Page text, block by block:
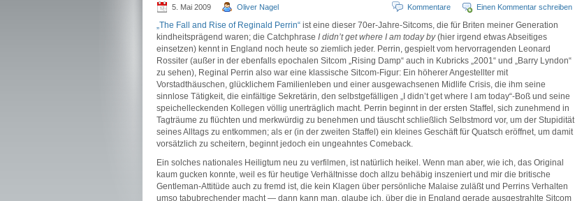
5. Mai 2009 Oliver Nagel Einen Kommentar schreiben
Kommentare
„The Fall and Rise of Reginald Perrin“ ist eine dieser 70er-Jahre-Sitcoms, die für Briten meiner Generation
kindheitsprägend waren; die Catchphrase I didn’t get where I am today by(hier irgend etwas Abseitiges
einsetzen) kennt in England noch heute so ziemlich jeder. Perrin, gespielt vom hervorragenden Leonard
Rossiter (außer in der ebenfalls epochalen Sitcom „Rising Damp“ auch in Kubricks „2001“ und „Barry Lyndon“
zu sehen), Reginal Perrin also war eine klassische Sitcom-Figur: Ein höherer Angestellter mit
Vorstadthäuschen, glücklichem Familienleben und einer ausgewachsenen Midlife Crisis, die ihm seine
sinnlose Tätigkeit, die einfältige Sekretärin, den selbstgefälligen „I didn’t get where I am today“-Boß und seine
speichelleckenden Kollegen völlig unerträglich macht. Perrin beginnt in der ersten Staffel, sich zunehmend in
Tagträume zu flüchten und merkwürdig zu benehmen und täuscht schließlich Selbstmord vor, um der Stupidität
seines Alltags zu entkommen; als er (in der zweiten Staffel) ein kleines Geschäft für Quatsch eröffnet, um damit
vorsätzlich zu scheitern, beginnt jedoch ein ungeahntes Comeback.
Ein solches nationales Heiligtum neu zu verfilmen, ist natürlich heikel. Wenn man aber, wie ich, das Original
kaum gucken konnte, weil es für heutige Verhältnisse doch allzu behäbig inszeniert und mir die britische
Gentleman-Attitüde auch zu fremd ist, die kein Klagen über persönliche Malaise zuläßt und Perrins Verhalten
umso tabubrechender macht — dann kann man, glaube ich, über die in England gerade ausgestrahlte Sitcom